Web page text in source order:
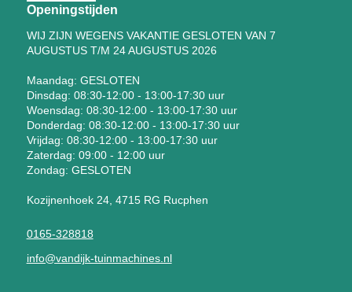
Openingstijden
WIJ ZIJN WEGENS VAKANTIE GESLOTEN VAN 7
AUGUSTUS T/M 24 AUGUSTUS 2026
Maandag: GESLOTEN
Dinsdag: 08:30-12:00 - 13:00-17:30 uur
Woensdag: 08:30-12:00 - 13:00-17:30 uur
Donderdag: 08:30-12:00 - 13:00-17:30 uur
Vrijdag: 08:30-12:00 - 13:00-17:30 uur
Zaterdag: 09:00 - 12:00 uur
Zondag: GESLOTEN
Kozijnenhoek 24, 4715 RG Rucphen
0165-328818
info@vandijk-tuinmachines.nl